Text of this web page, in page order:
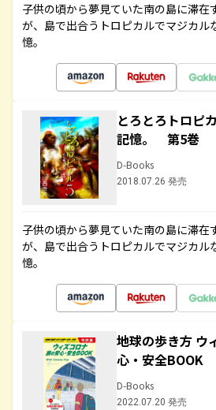
子供の頃から夢見ていた南の島に滞在
が、島で出合うトロピカルでマジカル
憶。
とろとろトロピ
記憶。 第5巻
D-Books
2018.07.26 発売
子供の頃から夢見ていた南の島に滞在
が、島で出合うトロピカルでマジカル
憶。
地球の歩き方 ウ
心・安全BOOK
D-Books
2022.07.20 発売